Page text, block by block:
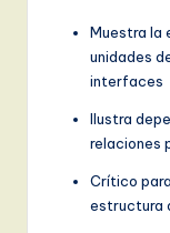
Muestra la
unidades
interfaces
Ilustra
relaciones
Crítico
estructura